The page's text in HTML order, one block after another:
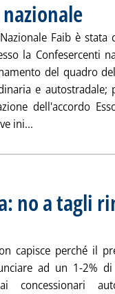
Faib è stata
la Confesercenti
del quadro
e autostradale;
dell'accordo
ini...
no a tagli
capisce perché il
ad un 1-2%
concessionari